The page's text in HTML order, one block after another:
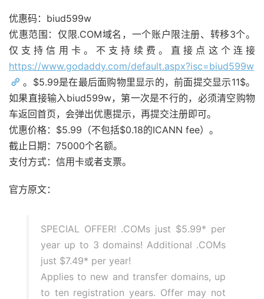
优惠码：biud599w
优惠范围：仅限.COM域名，一个账户限注册、转移3个。
仅支持信用卡。不支持续费。直接点这个连接
https://www.godaddy.com/default.aspx?isc=biud599w
。$5.99是在最后面购物里显示的，前面提交显示11$。
如果直接输入biud599w，第一次是不行的，必须清空购物
车返回首页，会弹出优惠提示，再提交注册即可。
优惠价格：$5.99（不包括$0.18的ICANN fee）。
截止日期：75000个名额。
支付方式：信用卡或者支票。
官方原文：
SPECIAL OFFER! .COMs just $5.99* per
year up to 3 domains! Additional .COMs
just $7.49* per year!
Applies to new and transfer domains, up
to ten registration years. Offer may not